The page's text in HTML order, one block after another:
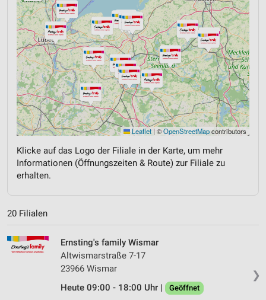
Leaflet |©OpenStreetMapcontributors
Klicke auf das Logo der Filiale in der Karte, um mehr
Informationen (Öffnungszeiten & Route) zur Filiale zu
erhalten.
20 Filialen
❯
Ernsting's family Wismar
Altwismarstraße 7-17
23966 Wismar
Heute 09:00 - 18:00 Uhr |
Geöffnet